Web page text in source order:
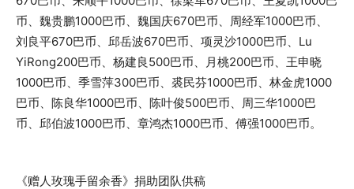
币、魏贵鹏1000巴币、魏国庆670巴币、周经军1000巴币、
刘良平670巴币、邱岳波670巴币、项灵沙1000巴币、Lu
YiRong200巴币、杨建良500巴币、月桃200巴币、王申晓
1000巴币、季雪萍300巴币、裘民芬1000巴币、林金虎1000
巴币、陈良华1000巴币、陈叶俊500巴币、周三华1000巴
币、邱伯波1000巴币、章鸿杰1000巴币、傅强1000巴币。
《赠人玫瑰手留余香》捐助团队供稿